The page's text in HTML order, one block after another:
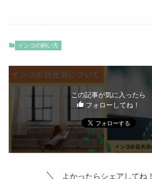
インコの飼い方
この記事が気に入ったら
フォローしてね！
よかったらシェアしてね！